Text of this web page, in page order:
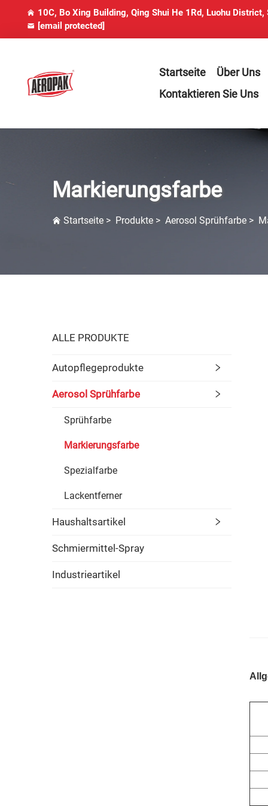
10C, Bo Xing Building, Qing Shui He 1Rd, Luohu District,
[email protected]
Startseite
Über Uns
Kontaktieren Sie Uns
Markierungsfarbe
Startseite > Produkte > Aerosol Sprühfarbe >
ALLE PRODUKTE
Autopflegeprodukte
Aerosol Sprühfarbe
Sprühfarbe
Markierungsfarbe
Spezialfarbe
Lackentferner
Haushaltsartikel
Schmiermittel-Spray
Industrieartikel